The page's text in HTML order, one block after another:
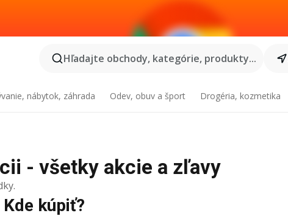
Hľadajte obchody, kategórie, produkty...
nábytok, záhrada Odev, obuv a šport Drogéria, kozmetika
- všetky akcie a zľavy
kúpiť?